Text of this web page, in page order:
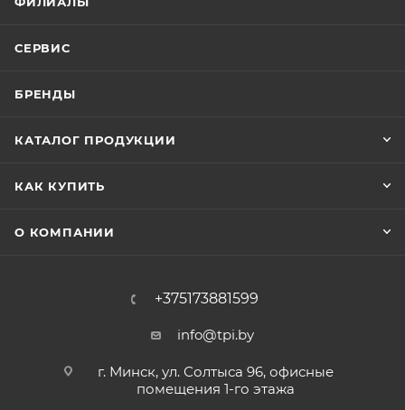
СЕРВИС
БРЕНДЫ
КАТАЛОГ ПРОДУКЦИИ
КАК КУПИТЬ
О КОМПАНИИ
+375173881599
info@tpi.by
г. Минск, ул. Солтыса 96, офисные
помещения 1-го этажа